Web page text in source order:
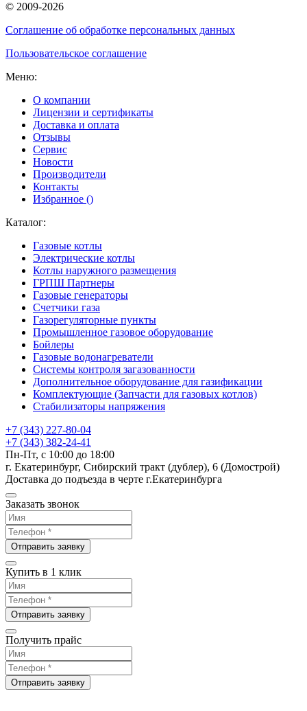
© 2009-2026
Соглашение об обработке персональных данных
Пользовательское соглашение
Меню:
О компании
Лицензии и сертификаты
Доставка и оплата
Отзывы
Сервис
Новости
Производители
Контакты
Избранное ()
Каталог:
Газовые котлы
Электрические котлы
Котлы наружного размещения
ГРПШ Партнеры
Газовые генераторы
Счетчики газа
Газорегуляторные пункты
Промышленное газовое оборудование
Бойлеры
Газовые водонагреватели
Системы контроля загазованности
Дополнительное оборудование для газификации
Комплектующие (Запчасти для газовых котлов)
Стабилизаторы напряжения
+7 (343) 227-80-04
+7 (343) 382-24-41
Пн-Пт, с 10:00 до 18:00
г. Екатеринбург, Сибирский тракт (дублер), 6 (Домострой)
Доставка до подъезда в черте г.Екатеринбурга
Заказать звонок
Отправить заявку
Купить в 1 клик
Отправить заявку
Получить прайс
Отправить заявку